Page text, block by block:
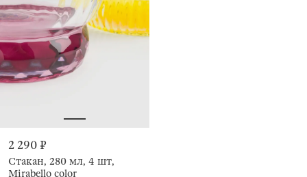
2 290 ₽
Стакан, 280 мл, 4 шт,
Mirabello color